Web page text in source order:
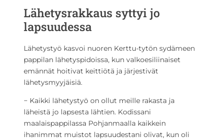
Lähetysrakkaus syttyi jo
lapsuudessa
Lähetystyö kasvoi nuoren Kerttu-tytön sydämeen
pappilan lähetyspidoissa, kun valkoesiliinaiset
emännät hoitivat keittiötä ja järjestivät
lähetysmyyjäisiä.
− Kaikki lähetystyö on ollut meille rakasta ja
läheistä jo lapsesta lähtien. Kodissani
maalaispappilassa Pohjanmaalla kaikkein
ihanimmat muistot lapsuudestani olivat, kun oli